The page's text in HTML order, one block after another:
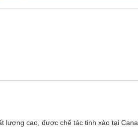
cao, được chế tác tinh xảo tại